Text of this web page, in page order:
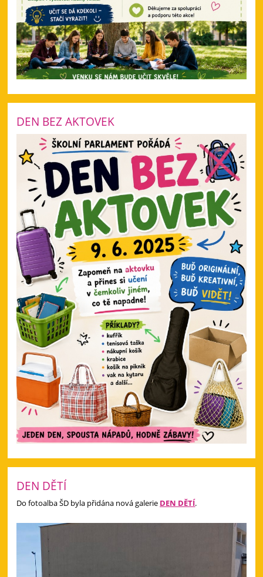
DEN BEZ AKTOVEK
DEN DĚTÍ
Do fotoalba ŠD byla přidána nová galerie DEN DĚTÍ.